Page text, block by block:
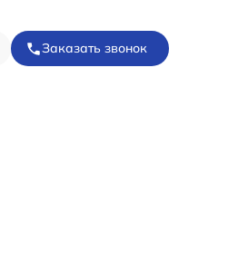
Заказать звонок